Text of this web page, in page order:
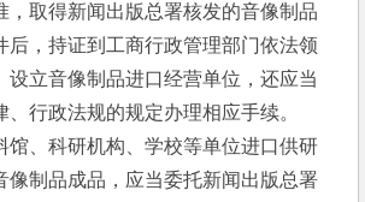
，取得新闻出版总署核发的音像制品
后，持证到工商行政管理部门依法领
设立音像制品进口经营单位，还应当
、行政法规的规定办理相应手续。
馆、科研机构、学校等单位进口供研
像制品成品，应当委托新闻出版总署